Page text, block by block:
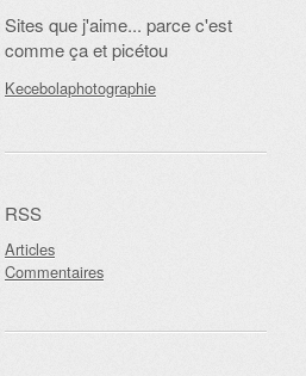
Sites que j'aime... parce c'est
comme ça et picétou
Kecebolaphotographie
RSS
Articles
Commentaires